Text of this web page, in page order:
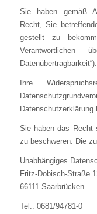
Sie haben gemäß
Recht, Sie
gestellt zu
Verantwortlichen
Datenübertragbarkeit“).
Ihre
Datenschutzerklärung
Sie haben das Recht
zu beschweren. Die
Unabhängiges
Fritz-Dobisch-Straße
66111 Saarbrücken
Tel.: 0681/94781-0